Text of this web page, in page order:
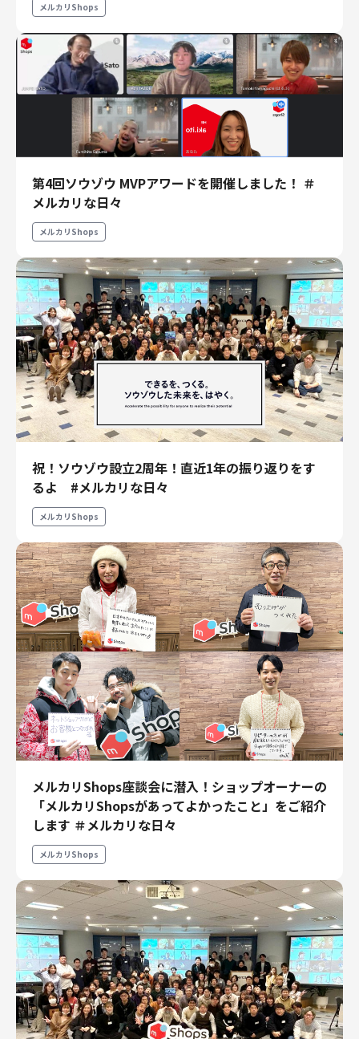
メルカリShops
第4回ソウゾウ MVPアワードを開催しました！ ＃
メルカリな日々
メルカリShops
祝！ソウゾウ設立2周年！直近1年の振り返りをす
るよ #メルカリな日々
メルカリShops
メルカリShops座談会に潜入！ショップオーナーの
「メルカリShopsがあってよかったこと」をご紹介
します ＃メルカリな日々
メルカリShops